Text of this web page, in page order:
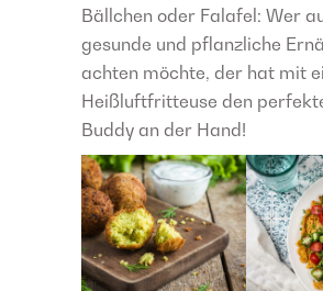
Bällchen oder Falafel: Wer
gesunde und pflanzliche
achten möchte, der hat mit
Heißluftfritteuse den
Buddy an der Hand!